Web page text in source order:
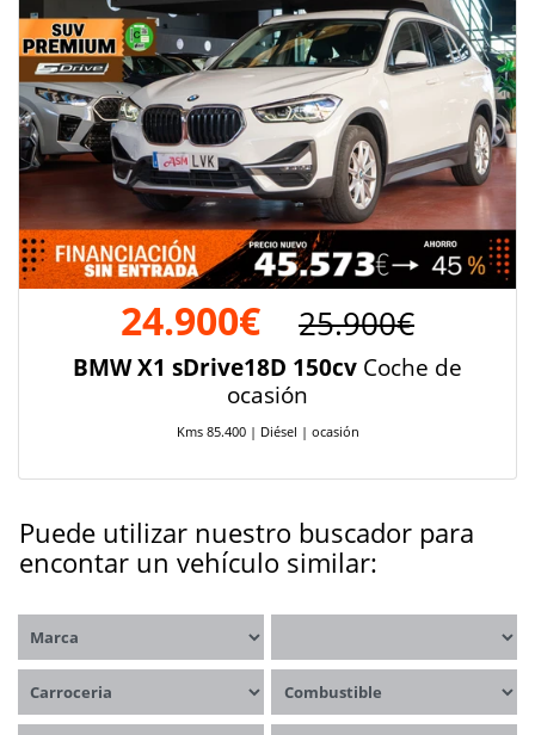
24.900€ 25.900€
BMW X1 sDrive18D 150cv Coche de
ocasión
Kms 85.400 | Diésel | ocasión
Puede utilizar nuestro buscador para
encontar un vehículo similar:
Marca
Carrocerías Combustible